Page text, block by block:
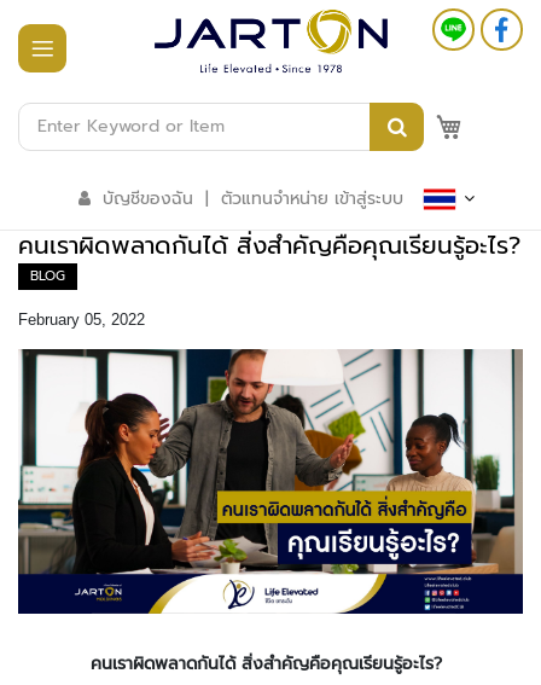
หน้า
แรก
สินค้า
ะ
บ
บ
อ
ค
ฉ
ริ
ย
ะ
ร
ะ
บัญชีของฉัน | ตัวแทนจำหน่าย เข้าสู่ระบบ
คนเราผิดพลาดกันได้ สิ่งสำคัญคือคุณเรียนรู้อะไร?
BLOG
February 05, 2022
คนเราผิดพลาดกันได้ สิ่งสำคัญคือคุณเรียนรู้อะไร?